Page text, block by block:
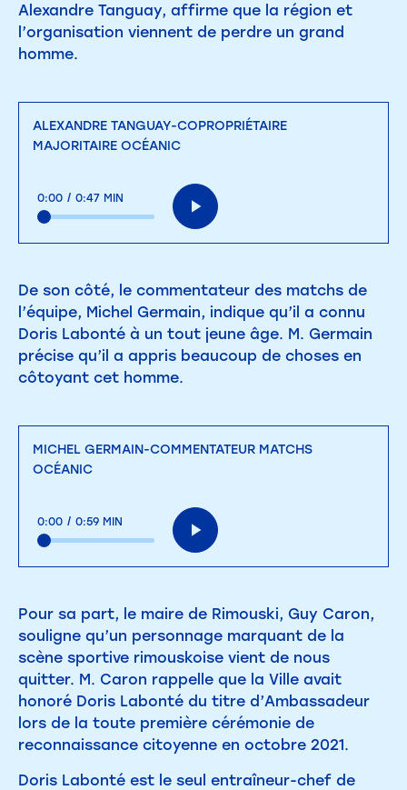
Alexandre Tanguay, affirme que la région et
l’organisation viennent de perdre un grand
homme.
ALEXANDRE TANGUAY-COPROPRIÉTAIRE
MAJORITAIRE OCÉANIC
0:00 / 0:47 MIN
De son côté, le commentateur des matchs de
l’équipe, Michel Germain, indique qu’il a connu
Doris Labonté à un tout jeune âge. M. Germain
précise qu’il a appris beaucoup de choses en
côtoyant cet homme.
MICHEL GERMAIN-COMMENTATEUR MATCHS
OCÉANIC
0:00 / 0:59 MIN
Pour sa part, le maire de Rimouski, Guy Caron,
souligne qu’un personnage marquant de la
scène sportive rimouskoise vient de nous
quitter. M. Caron rappelle que la Ville avait
honoré Doris Labonté du titre d’Ambassadeur
lors de la toute première cérémonie de
reconnaissance citoyenne en octobre 2021.
Doris Labonté est le seul entraîneur-chef de